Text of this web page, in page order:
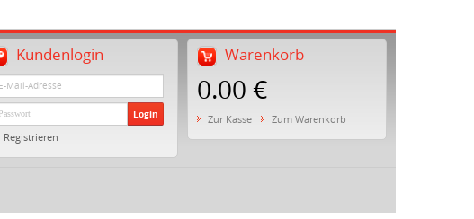
Warenkorb
0.00 €
Zur Kasse Zum Warenkorb
Kundenlogin
Login
Registrieren